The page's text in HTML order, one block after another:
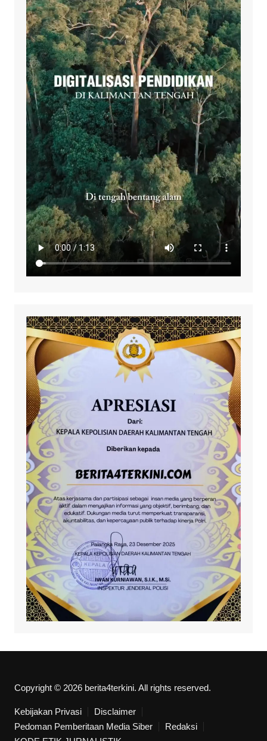
Copyright © 2026 berita4terkini. All rights reserved.
Kebijakan Privasi
Disclaimer
Pedoman Pemberitaan Media Siber
Redaksi